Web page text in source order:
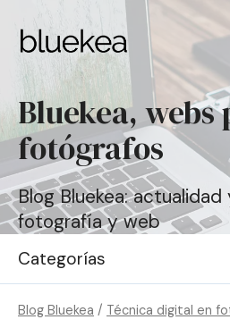
Bluekea, webs
fotógrafos
Blog Bluekea:
fotografía y web
Categorías
Blog Bluekea / Técnica digital en